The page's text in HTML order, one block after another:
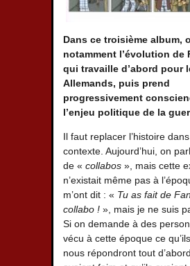
Dans ce troisième album,
notamment l’évolution de
qui travaille d’abord pour
Allemands, puis prend
progressivement
l’enjeu politique de la
Il faut replacer l’histoire
contexte. Aujourd’hui, on
de « collabos », mais cette
n’existait même pas à
m’ont dit : « Tu as fait de
collabo ! », mais je ne suis
Si on demande à des
vécu à cette époque ce
nous répondront tout